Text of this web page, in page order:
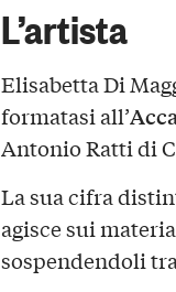
L’artista
Elisabetta Di
formatasi all’
Antonio Ratti di
La sua cifra
agisce sui
sospendendoli